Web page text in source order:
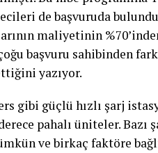
de başvuruda
maliyetinin
başvuru sahibinden
yazıyor.
gibi güçlü hızlı şarj
pahalı üniteler. Bazı
ve birkaç faktöre